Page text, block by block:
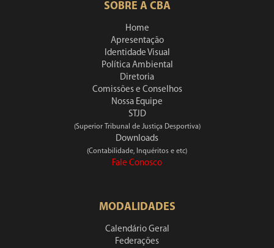
SOBRE A CBA
Home
Apresentação
Identidade Visual
Política Ambiental
Diretoria
Comissões e Conselhos
Nossa Equipe
STJD
(Superior Tribunal de Justiça Desportiva)
Downloads
(Contabilidade, Inquéritos e etc)
Fale Conosco
MODALIDADES
Calendário Geral
Federações